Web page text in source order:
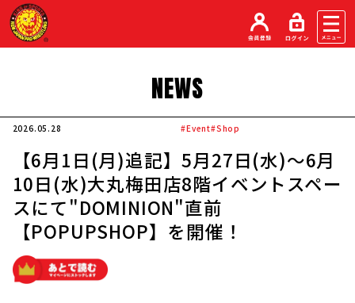
NEWS
2026.05.28 #Event#Shop
【6月1日(月)追記】5月27日(水)～6月
10日(水)大丸梅田店8階イベントスペー
スにて"DOMINION"直前
【POPUPSHOP】を開催！